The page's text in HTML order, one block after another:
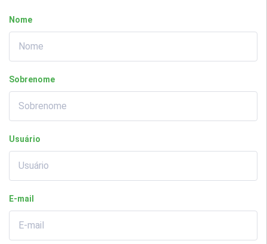
Nome
Sobrenome
Usuário
E-mail